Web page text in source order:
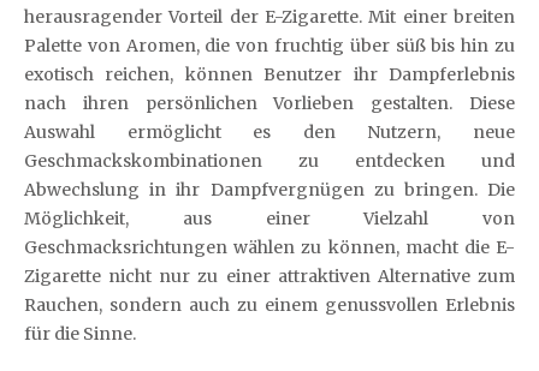
herausragender Vorteil der E-Zigarette. Mit einer breiten
Palette von Aromen, die von fruchtig über süß bis hin zu
exotisch reichen, können Benutzer ihr Dampferlebnis
nach ihren persönlichen Vorlieben gestalten. Diese
Auswahl ermöglicht es den Nutzern, neue
Geschmackskombinationen zu entdecken und
Abwechslung in ihr Dampfvergnügen zu bringen. Die
Möglichkeit, aus einer Vielzahl von
Geschmacksrichtungen wählen zu können, macht die E-
Zigarette nicht nur zu einer attraktiven Alternative zum
Rauchen, sondern auch zu einem genussvollen Erlebnis
für die Sinne.